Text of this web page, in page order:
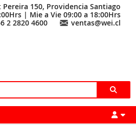
Pereira 150, Providencia Santiago
| Mie a Vie 09:00 a 18:00Hrs
2 2820 4600
ventas@wei.cl